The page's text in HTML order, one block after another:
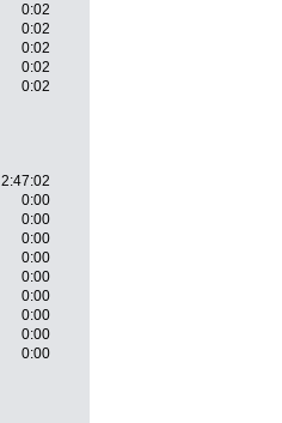
0:02
0:02
0:02
0:02
0:02
2:47:02
0:00
0:00
0:00
0:00
0:00
0:00
0:00
0:00
0:00